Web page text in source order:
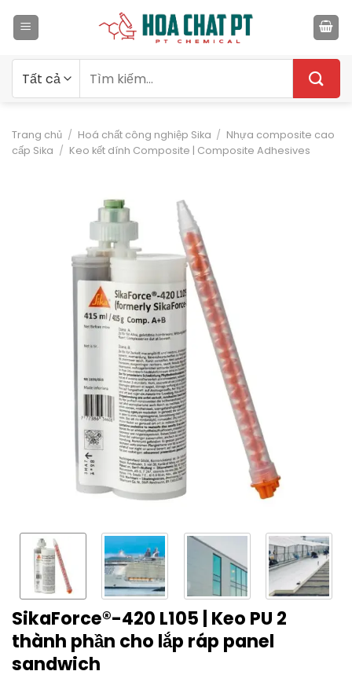
qua
kiếm:
Trang chủ / Hoá chất công nghiệp Sika / Nhựa composite cao
cấp Sika / Keo kết dính Composite | Composite Adhesives
SikaForce®-420 L105 | Keo PU 2
thành phần cho lắp ráp panel
sandwich